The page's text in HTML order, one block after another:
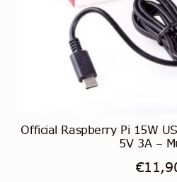
Official Raspberry Pi 15W
5V 3A –
€